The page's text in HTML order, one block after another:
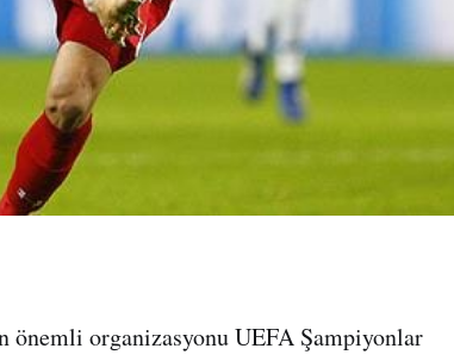
organizasyonu UEFA Şampiyonlar